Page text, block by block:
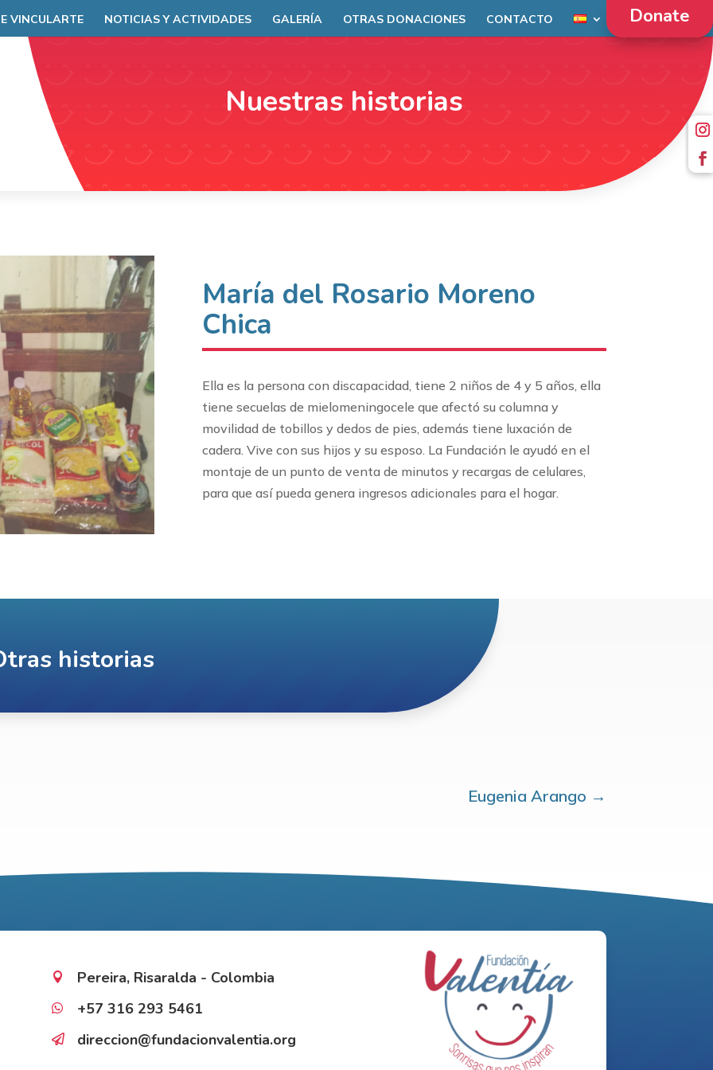
VINCULARTE NOTICIAS Y ACTIVIDADES GALERÍA OTRAS DONACIONES CONTACTO
Nuestras historias
María del Rosario Moreno
Chica
Ella es la persona con discapacidad, tiene 2 niños de 4 y 5 años, ella
tiene secuelas de mielomeningocele que afectó su columna y
movilidad de tobillos y dedos de pies, además tiene luxación de
cadera. Vive con sus hijos y su esposo. La Fundación le ayudó en el
montaje de un punto de venta de minutos y recargas de celulares,
para que así pueda genera ingresos adicionales para el hogar.
historias
Eugenia Arango →
 Pereira, Risaralda - Colombia
 +57 316 293 5461
 direccion@fundacionvalentia.org
Donate